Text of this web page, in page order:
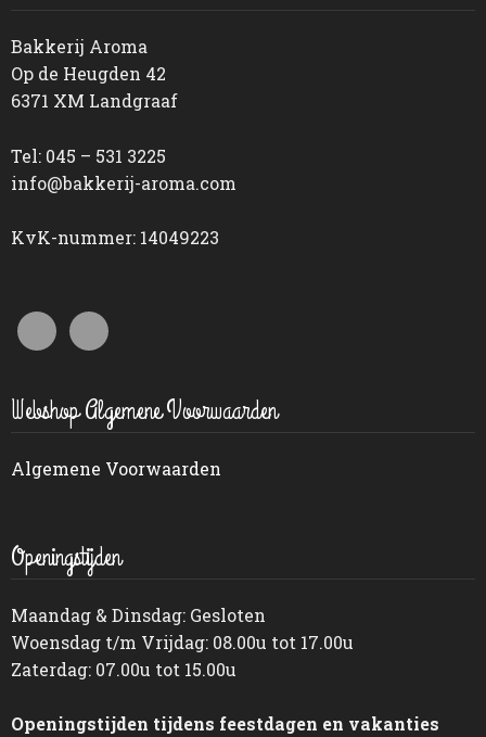
Bakkerij Aroma
Op de Heugden 42
6371 XM Landgraaf
Tel: 045 – 531 3225
info@bakkerij-aroma.com
KvK-nummer: 14049223
Webshop Algemene Voorwaarden
Algemene Voorwaarden
Openingstijden
Maandag & Dinsdag: Gesloten
Woensdag t/m Vrijdag: 08.00u tot 17.00u
Zaterdag: 07.00u tot 15.00u
Openingstijden tijdens feestdagen en vakanties